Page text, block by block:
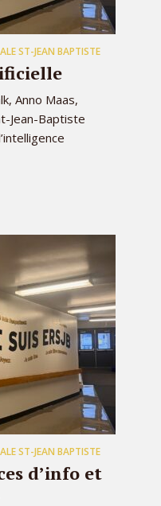
ST-JEAN BAPTISTE
Anno Maas,
Jean-Baptiste
ST-JEAN BAPTISTE
d’info et